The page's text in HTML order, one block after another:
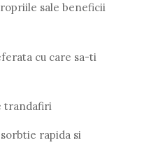
sale beneficii
cu care sa-ti
trandafiri
rapida si